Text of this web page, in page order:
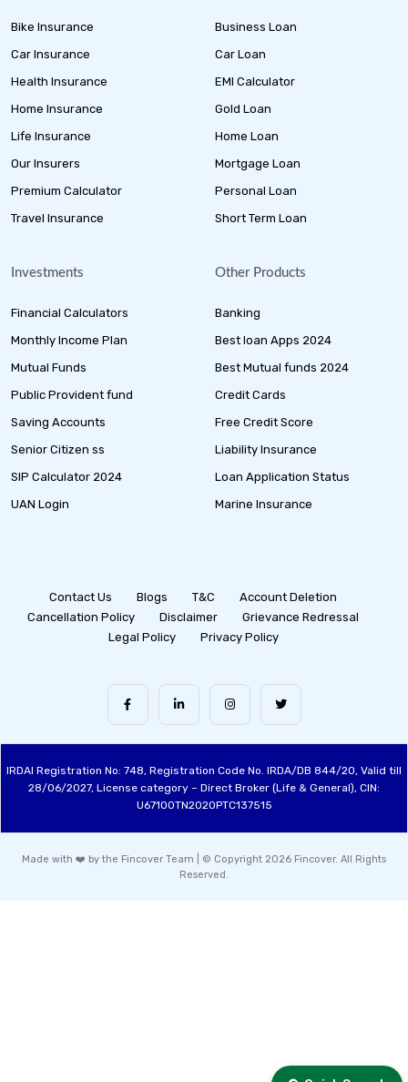
Bike Insurance
Car Insurance
Health Insurance
Home Insurance
Life Insurance
Our Insurers
Premium Calculator
Travel Insurance
Business Loan
Car Loan
EMI Calculator
Gold Loan
Home Loan
Mortgage Loan
Personal Loan
Short Term Loan
Investments
Financial Calculators
Monthly Income Plan
Mutual Funds
Public Provident fund
Saving Accounts
Senior Citizen ss
SIP Calculator 2024
UAN Login
Other Products
Banking
Best loan Apps 2024
Best Mutual funds 2024
Credit Cards
Free Credit Score
Liability Insurance
Loan Application Status
Marine Insurance
Contact Us Blogs T&C
Account Deletion
Cancellation Policy
Disclaimer
Grievance Redressal
Legal Policy
Privacy Policy
IRDAI Registration No: 748, Registration Code No. IRDA/DB 844/20, Valid till
28/06/2027, License category – Direct Broker (Life & General), CIN:
U67100TN2020PTC137515
Made with ❤️ by the Fincover Team | © Copyright 2026 Fincover. All Rights
Reserved.